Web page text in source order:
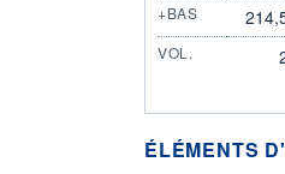
+BAS
VOL.
ÉLÉMENTS